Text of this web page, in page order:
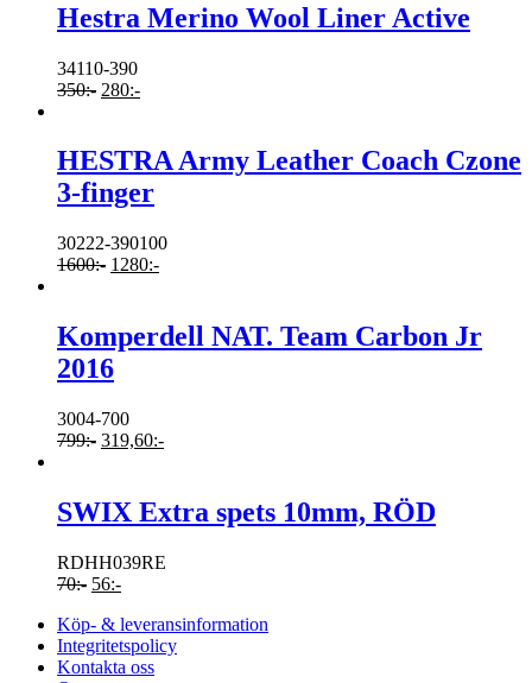
Hestra Merino Wool Liner Active
34110-390
350:- 280:-
HESTRA Army Leather Coach Czone
3-finger
30222-390100
1600:- 1280:-
Komperdell NAT. Team Carbon Jr
2016
3004-700
799:- 319,60:-
SWIX Extra spets 10mm, RÖD
RDHH039RE
70:- 56:-
Köp- & leveransinformation
Integritetspolicy
Kontakta oss